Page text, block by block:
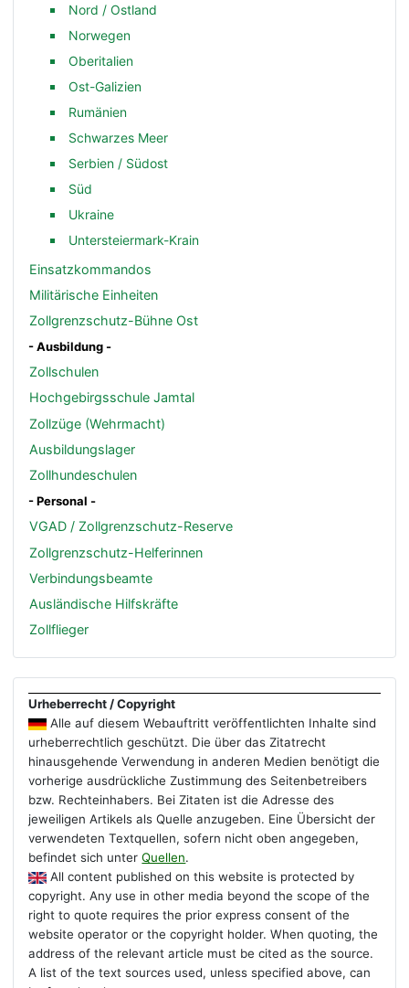
Nord / Ostland
Norwegen
Oberitalien
Ost-Galizien
Rumänien
Schwarzes Meer
Serbien / Südost
Süd
Ukraine
Untersteiermark-Krain
Einsatzkommandos
Militärische Einheiten
Zollgrenzschutz-Bühne Ost
- Ausbildung -
Zollschulen
Hochgebirgsschule Jamtal
Zollzüge (Wehrmacht)
Ausbildungslager
Zollhundeschulen
- Personal -
VGAD / Zollgrenzschutz-Reserve
Zollgrenzschutz-Helferinnen
Verbindungsbeamte
Ausländische Hilfskräfte
Zollflieger
Urheberrecht / Copyright
Alle auf diesem Webauftritt veröffentlichten Inhalte sind
urheberrechtlich geschützt. Die über das Zitatrecht
hinausgehende Verwendung in anderen Medien benötigt die
vorherige ausdrückliche Zustimmung des Seitenbetreibers
bzw. Rechteinhabers. Bei Zitaten ist die Adresse des
jeweiligen Artikels als Quelle anzugeben. Eine Übersicht der
verwendeten Textquellen, sofern nicht oben angegeben,
befindet sich unterQuellen.
All content published on this website is protected by
copyright. Any use in other media beyond the scope of the
right to quote requires the prior express consent of the
website operator or the copyright holder. When quoting, the
address of the relevant article must be cited as the source.
A list of the text sources used, unless specified above, can